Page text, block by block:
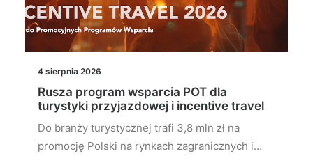
4 sierpnia 2026
Rusza program wsparcia POT dla
turystyki przyjazdowej i incentive travel
Do branży turystycznej trafi 3,8 mln zł na
promocję Polski na rynkach zagranicznych i…